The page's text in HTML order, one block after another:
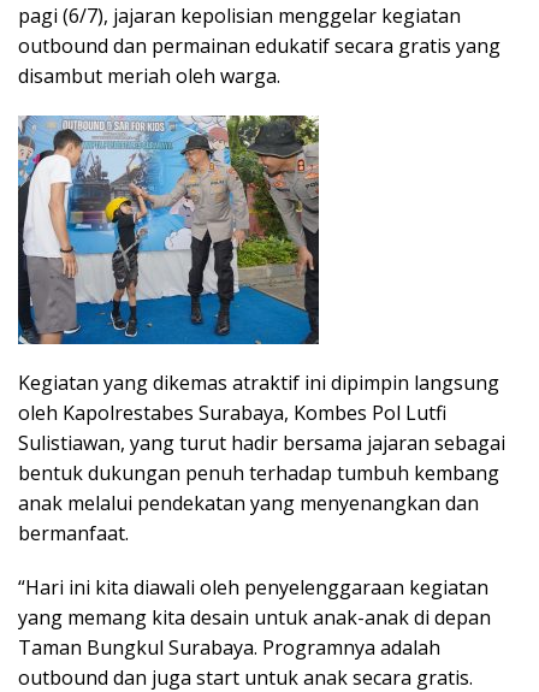
pagi (6/7), jajaran kepolisian menggelar kegiatan
outbound dan permainan edukatif secara gratis yang
disambut meriah oleh warga.
Kegiatan yang dikemas atraktif ini dipimpin langsung
oleh Kapolrestabes Surabaya, Kombes Pol Lutfi
Sulistiawan, yang turut hadir bersama jajaran sebagai
bentuk dukungan penuh terhadap tumbuh kembang
anak melalui pendekatan yang menyenangkan dan
bermanfaat.
“Hari ini kita diawali oleh penyelenggaraan kegiatan
yang memang kita desain untuk anak-anak di depan
Taman Bungkul Surabaya. Programnya adalah
outbound dan juga start untuk anak secara gratis.